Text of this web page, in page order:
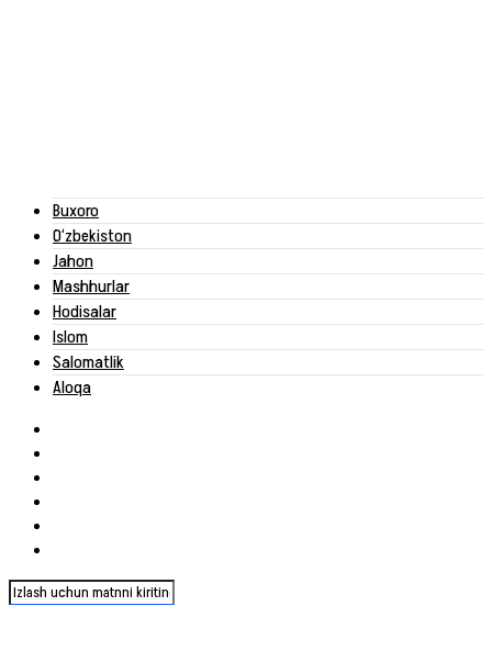
Buxoro
O‘zbekiston
Jahon
Mashhurlar
Hodisalar
Islom
Salomatlik
Aloqa